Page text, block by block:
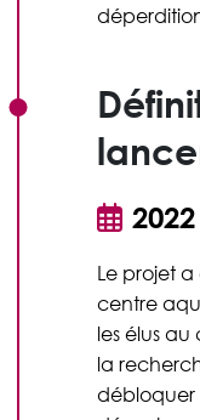
Le projet
centre
les élus au
la
débloquer